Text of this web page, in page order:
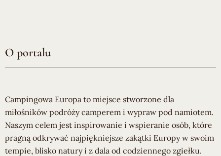
O portalu
Campingowa Europa to miejsce stworzone dla
miłośników podróży camperem i wypraw pod namiotem.
Naszym celem jest inspirowanie i wspieranie osób, które
pragną odkrywać najpiękniejsze zakątki Europy w swoim
tempie, blisko natury i z dala od codziennego zgiełku.